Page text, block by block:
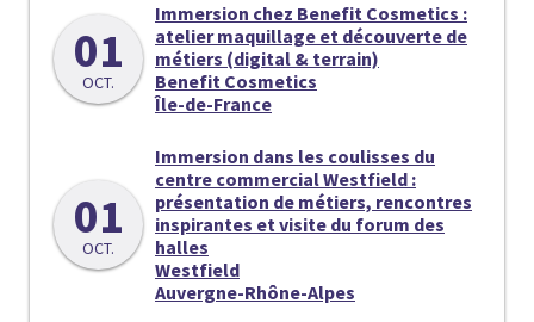
01
OCT.
Immersion chez Benefit Cosmetics :
atelier maquillage et découverte de
métiers (digital & terrain)
Benefit Cosmetics
Île-de-France
01
OCT.
Immersion dans les coulisses du
centre commercial Westfield :
présentation de métiers, rencontres
inspirantes et visite du forum des
halles
Westfield
Auvergne-Rhône-Alpes